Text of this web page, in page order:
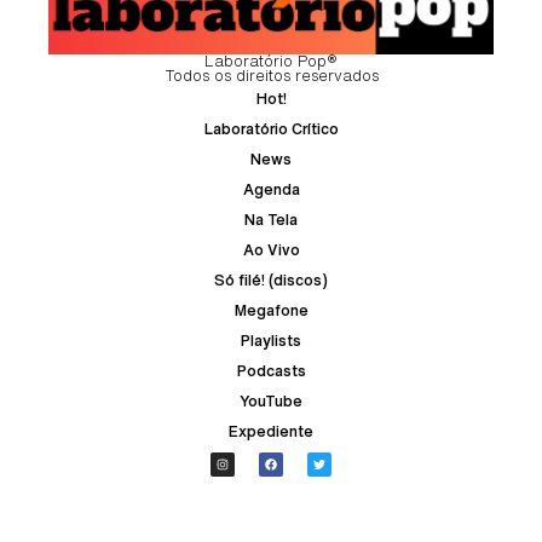
Laboratório Pop®
Todos os direitos reservados
Hot!
Laboratório Crítico
News
Agenda
Na Tela
Ao Vivo
Só filé! (discos)
Megafone
Playlists
Podcasts
YouTube
Expediente